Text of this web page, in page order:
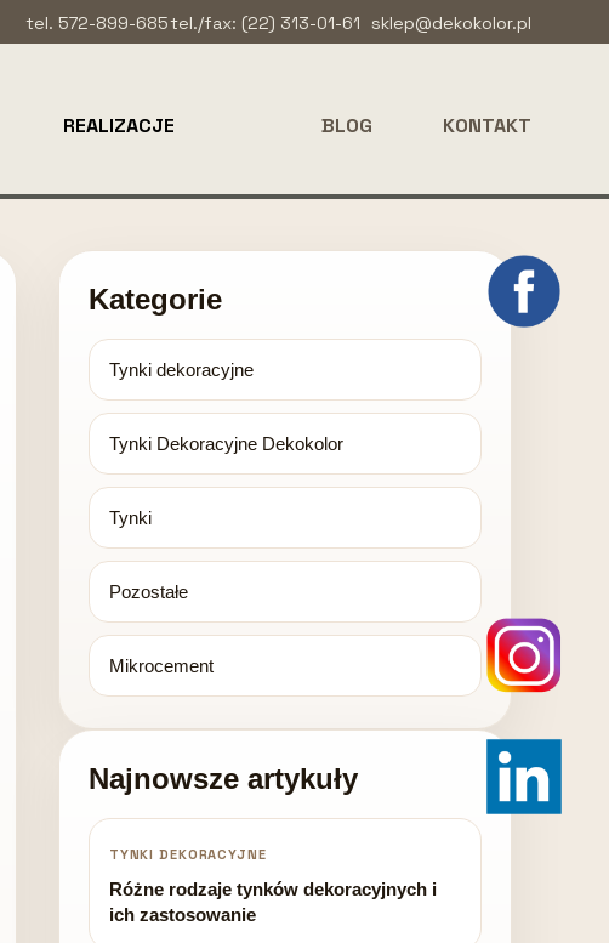
KONTAKT
BLOG
REALIZACJE
sklep@dekokolor.pl
tel./fax: (22) 313-01-61
tel. 572-899-685
Kategorie
Tynki dekoracyjne
Tynki Dekoracyjne Dekokolor
Tynki
Pozostałe
Mikrocement
Najnowsze artykuły
TYNKI DEKORACYJNE
Różne rodzaje tynków dekoracyjnych i
ich zastosowanie